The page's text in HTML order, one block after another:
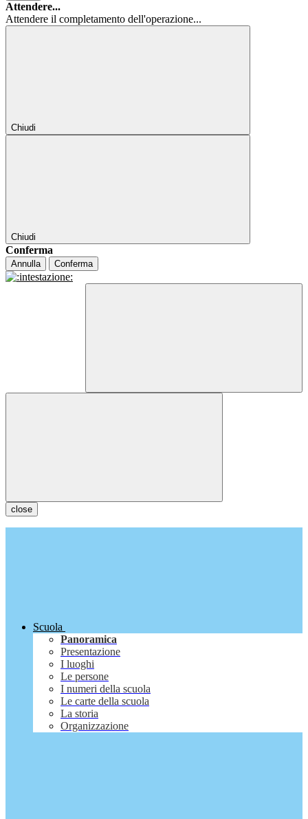
Attendere...
Attendere il completamento dell'operazione...
Chiudi
Chiudi
Conferma
Annulla Conferma
close
Scuola
Panoramica
Presentazione
I luoghi
Le persone
I numeri della scuola
Le carte della scuola
La storia
Organizzazione